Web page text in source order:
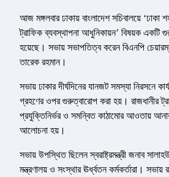
আজ মঙ্গলবার ঢাকায় বাংলাদেশ সচিবালয়ে ‘ঢাকা
ট্রাফিক ব্যবস্থাপনা আধুনিকায়ন’ বিষয়ক একটি
হয়েছে। সভায় সভাপতিত্ব করেন বিএনপি
তারেক রহমান।
সভায় ঢাকার দীর্ঘদিনের যানজট সমস্যা নিরসনে
গ্রহণের ওপর গুরুত্বারোপ করা হয়। রাজধানীর
প্রযুক্তিনির্ভর ও সমন্বিত কাঠামোর আওতায় আনার
আলোচনা হয়।
সভায় উপস্থিত ছিলেন স্বরাষ্ট্রমন্ত্রী জনাব
মন্ত্রণালয় ও সংস্থার ঊর্ধ্বতন কর্মকর্তারা। সভায়